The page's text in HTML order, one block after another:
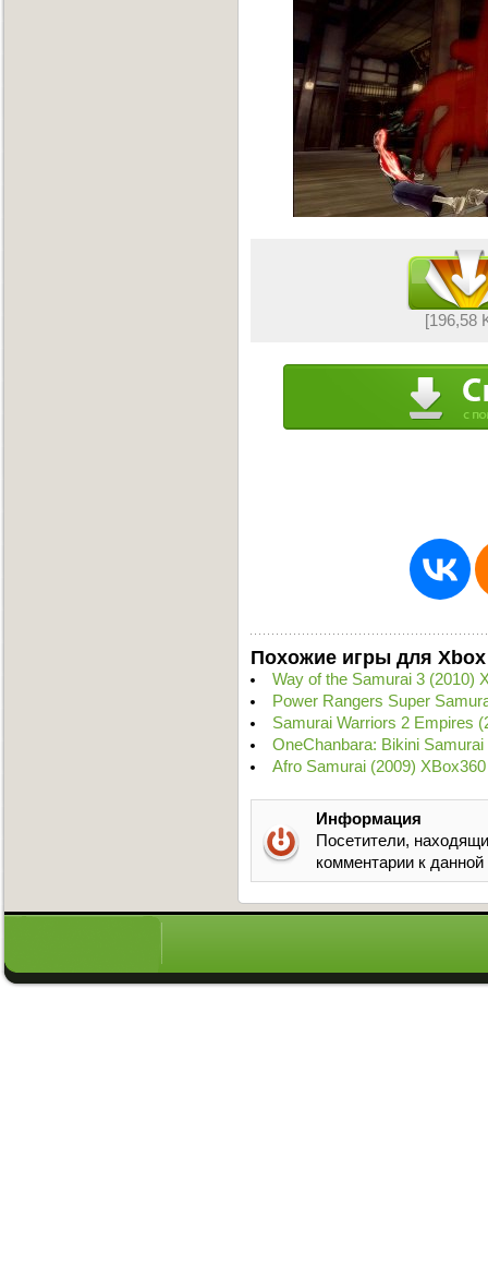
[196,58
Похожие игры для Xbox
Way of the Samurai 3 (2010)
Power Rangers Super
Samurai Warriors 2 Empires
OneChanbara: Bikini
Afro Samurai (2009) XBox360
Информация
Посетители,
комментарии к